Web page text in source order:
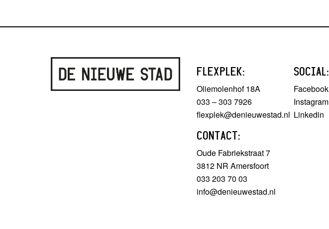
FLEXPLEK:
Oliemolenhof 18A
033 – 303 7926
flexplek@denieuwestad.nl
CONTACT:
Oude Fabriekstraat 7
3812 NR Amersfoort
033 203 70 03
info@denieuwestad.nl
SOCIAL:
Facebook
Instagram
Linkedin